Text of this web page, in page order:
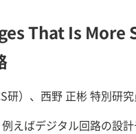
That Is More
）、西野 正彬 特別研
えばデジタル回路の設